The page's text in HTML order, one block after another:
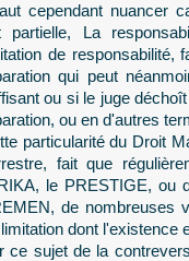
cependant nuancer
partielle, La
de responsabilité,
qui peut
ou si le juge
ou en d'autres
particularité du Droit
fait que
le PRESTIGE, ou
de nombreuses
dont l'existence
ce sujet de la